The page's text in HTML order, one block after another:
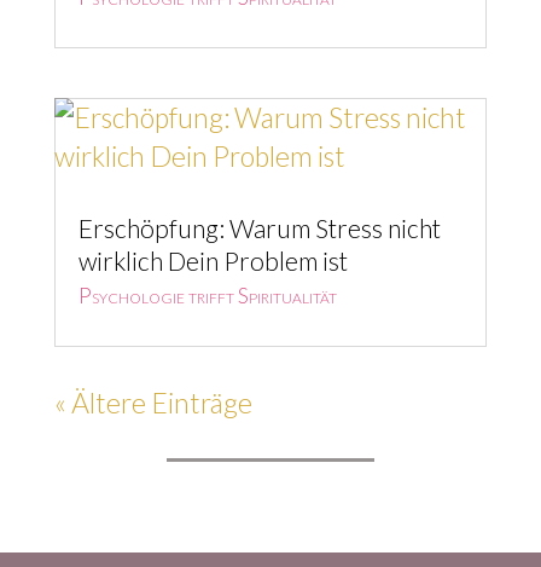
Erschöpfung: Warum Stress nicht
wirklich Dein Problem ist
Psychologie trifft Spiritualität
« Ältere Einträge